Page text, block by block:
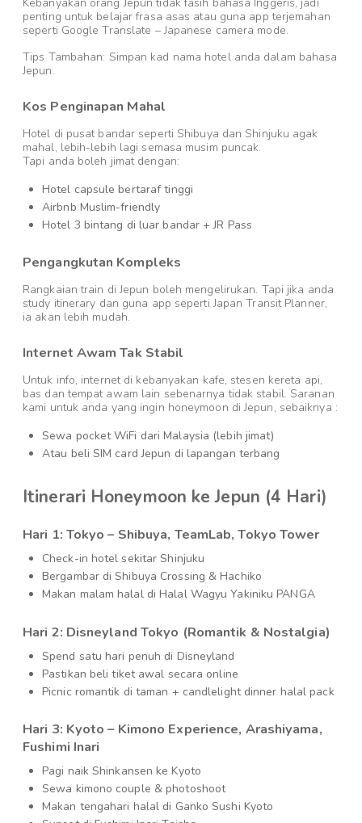
penting untuk belajar frasa asas atau guna app terjemahan
seperti Google Translate – Japanese camera mode.
Tips Tambahan: Simpan kad nama hotel anda dalam bahasa
Jepun.
Kos Penginapan Mahal
Hotel di pusat bandar seperti Shibuya dan Shinjuku agak
mahal, lebih-lebih lagi semasa musim puncak.
Tapi anda boleh jimat dengan:
Hotel capsule bertaraf tinggi
Airbnb Muslim-friendly
Hotel 3 bintang di luar bandar + JR Pass
Pengangkutan Kompleks
Rangkaian train di Jepun boleh mengelirukan. Tapi jika anda
study itinerary dan guna app seperti Japan Transit Planner,
ia akan lebih mudah.
Internet Awam Tak Stabil
Untuk info, internet di kebanyakan kafe, stesen kereta api,
bas dan tempat awam lain sebenarnya tidak stabil. Saranan
kami untuk anda yang ingin honeymoon di Jepun, sebaiknya :
Sewa pocket WiFi dari Malaysia (lebih jimat)
Atau beli SIM card Jepun di lapangan terbang
Itinerari Honeymoon ke Jepun (4 Hari)
Hari 1: Tokyo – Shibuya, TeamLab, Tokyo Tower
Check-in hotel sekitar Shinjuku
Bergambar di Shibuya Crossing & Hachiko
Makan malam halal di Halal Wagyu Yakiniku PANGA
Hari 2: Disneyland Tokyo (Romantik & Nostalgia)
Spend satu hari penuh di Disneyland
Pastikan beli tiket awal secara online
Picnic romantik di taman + candlelight dinner halal pack
Hari 3: Kyoto – Kimono Experience, Arashiyama,
Fushimi Inari
Pagi naik Shinkansen ke Kyoto
Sewa kimono couple & photoshoot
Makan tengahari halal di Ganko Sushi Kyoto